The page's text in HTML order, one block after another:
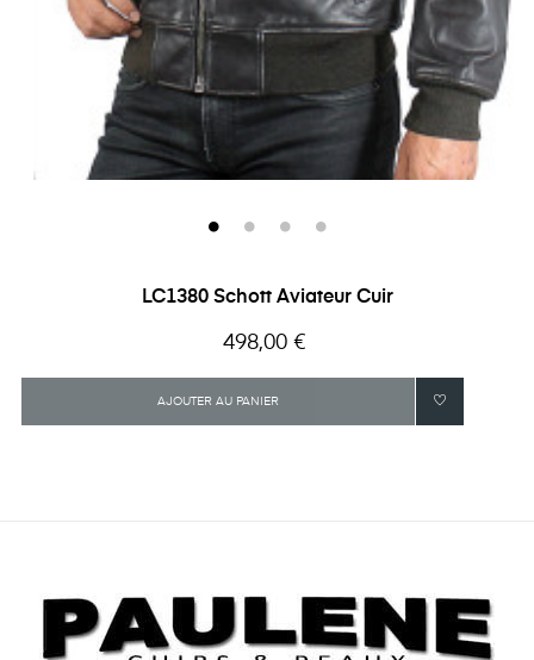
LC1380 Schott Aviateur Cuir
Prix
498,00 €
AJOUTER AU PANIER